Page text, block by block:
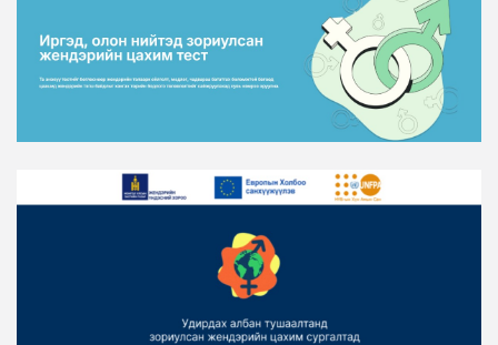
2026-02-16
ЖЕНДЭРИЙН ЭРХ ТЭГШ БАЙДЛЫГ ХАНГАХ ҮЙЛ
АЖИЛЛАГААГ ЭРЧИМЖҮҮЛЭХ САРЫН ХУВААРЬТАЙ
2026-02-16
ТӨЛӨӨЛӨЛ ЗАМ ТЭЭВРИЙН ЯАМАНД АЖИЛЛАВ
ЖЕНДЭРИЙН ҮНДЭСНИЙ ХОРООНЫ АЖЛЫН АЛБАНЫ
ТӨЛӨӨЛӨЛ БАТЛАН ХАМГААЛАХ ЯАМАНД